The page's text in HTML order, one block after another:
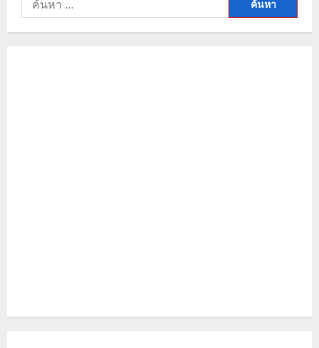
สำหรับ: